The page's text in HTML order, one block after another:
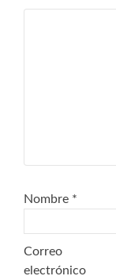
Nombre *
Correo
electrónico